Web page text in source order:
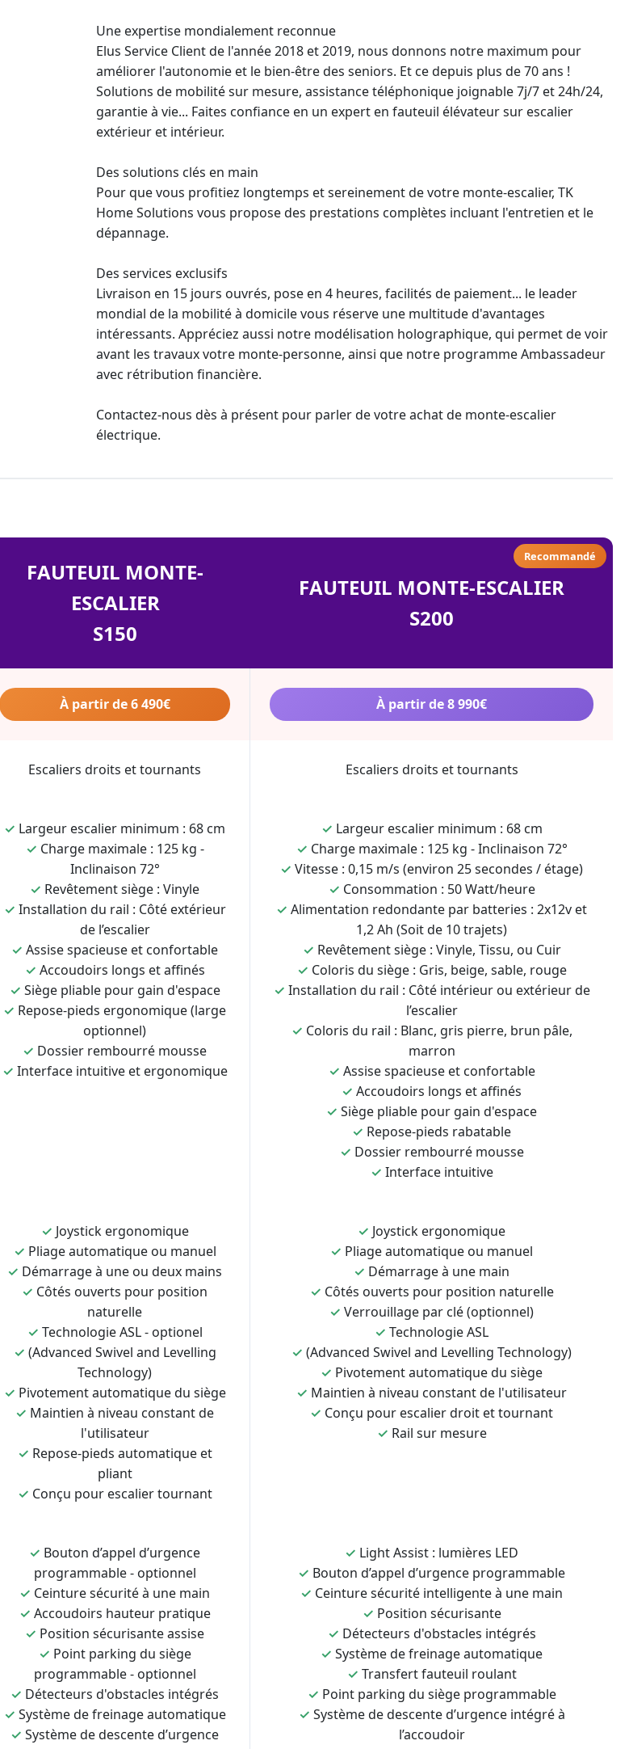
Une expertise mondialement reconnue
Elus Service Client de l'année 2018 et 2019, nous donnons notre maximum pour
améliorer l'autonomie et le bien-être des seniors. Et ce depuis plus de 70 ans !
Solutions de mobilité sur mesure, assistance téléphonique joignable 7j/7 et 24h/24,
garantie à vie... Faites confiance en un expert en fauteuil élévateursur escalier
extérieur et intérieur.
Des solutions clés en main
Pour que vous profitiez longtemps et sereinement de votre monte-escalier, TK
Home Solutions vous propose des prestations complètes incluant l'entretien et le
dépannage.
Des services exclusifs
Livraison en 15 jours ouvrés, pose en 4 heures, facilités de paiement... le leader
mondial de la mobilité à domicile vous réserve une multitude d'avantages
intéressants. Appréciez aussi notre modélisation holographique, qui permet de voir
avant les travaux votre monte-personne, ainsi que notre programme Ambassadeur
avec rétribution financière.
Contactez-nous dès à présent pour parler de votre achat de monte-escalier
électrique.
FAUTEUIL MONTE-
ESCALIER
S150
FAUTEUIL MONTE-ESCALIER
S200
Recommandé
À partir de 6 490€ À partir de 8 990€
Escaliers droits et tournants Escaliers droits et tournants
✓ Largeur escalier minimum : 68 cm
✓ Charge maximale : 125 kg -
Inclinaison 72°
✓ Revêtement siège : Vinyle
✓ Installation du rail : Côté extérieur
de l’escalier
✓ Assise spacieuse et confortable
✓ Accoudoirs longs et affinés
✓ Siège pliable pour gain d'espace
✓ Repose-pieds ergonomique (large
optionnel)
✓ Dossier rembourré mousse
✓ Interface intuitive et ergonomique
✓ Largeur escalier minimum : 68 cm
✓ Charge maximale : 125 kg - Inclinaison 72°
✓ Vitesse : 0,15 m/s (environ 25 secondes / étage)
✓ Consommation : 50 Watt/heure
✓ Alimentation redondante par batteries : 2x12v et
1,2 Ah (Soit de 10 trajets)
✓ Revêtement siège : Vinyle, Tissu, ou Cuir
✓ Coloris du siège : Gris, beige, sable, rouge
✓ Installation du rail : Côté intérieur ou extérieur de
l’escalier
✓ Coloris du rail : Blanc, gris pierre, brun pâle,
marron
✓ Assise spacieuse et confortable
✓ Accoudoirs longs et affinés
✓ Siège pliable pour gain d'espace
✓ Repose-pieds rabatable
✓ Dossier rembourré mousse
✓ Interface intuitive
✓ Joystick ergonomique
✓ Pliage automatique ou manuel
✓ Démarrage à une ou deux mains
✓ Côtés ouverts pour position
naturelle
✓ Technologie ASL - optionel
✓ (Advanced Swivel and Levelling
Technology)
✓ Pivotement automatique du siège
✓ Maintien à niveau constant de
l'utilisateur
✓ Repose-pieds automatique et
pliant
✓ Conçu pour escalier tournant
✓ Joystick ergonomique
✓ Pliage automatique ou manuel
✓ Démarrage à une main
✓ Côtés ouverts pour position naturelle
✓ Verrouillage par clé (optionnel)
✓ Technologie ASL
✓ (Advanced Swivel and Levelling Technology)
✓ Pivotement automatique du siège
✓ Maintien à niveau constant de l'utilisateur
✓ Conçu pour escalier droit et tournant
✓ Rail sur mesure
✓ Bouton d’appel d’urgence
programmable - optionnel
✓ Ceinture sécurité à une main
✓ Accoudoirs hauteur pratique
✓ Position sécurisante assise
✓ Point parking du siège
programmable - optionnel
✓ Détecteurs d'obstacles intégrés
✓ Système de freinage automatique
✓ Système de descente d’urgence
✓ Light Assist : lumières LED
✓ Bouton d’appel d’urgence programmable
✓ Ceinture sécurité intelligente à une main
✓ Position sécurisante
✓ Détecteurs d'obstacles intégrés
✓ Système de freinage automatique
✓ Transfert fauteuil roulant
✓ Point parking du siège programmable
✓ Système de descente d’urgence intégré à
l’accoudoir